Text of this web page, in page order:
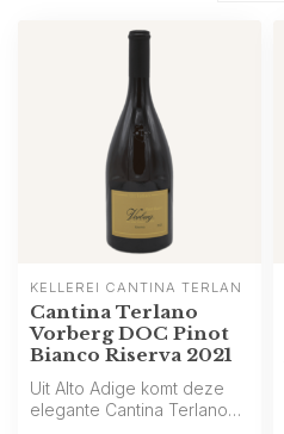
KELLEREI CANTINA TERLAN
Cantina Terlano
Vorberg DOC Pinot
Bianco Riserva 2021
Uit Alto Adige komt deze
elegante Cantina Terlano